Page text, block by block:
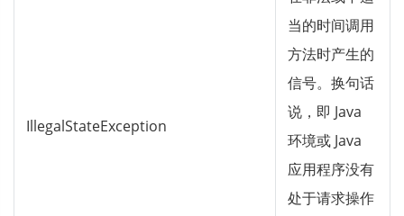
IllegalStateException
当的时间调用
方法时产生的
信号。换句话
说，即 Java
环境或 Java
应用程序没有
处于请求操作